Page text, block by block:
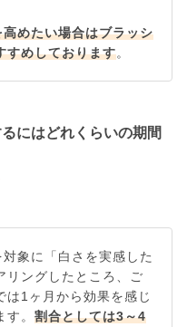
めたい場合はブラッシ
すめしております。
にはどれくらいの期間
象に「白さを実感した
リングしたところ、ご
は1ヶ月から効果を感じ
。 割合としては3～4